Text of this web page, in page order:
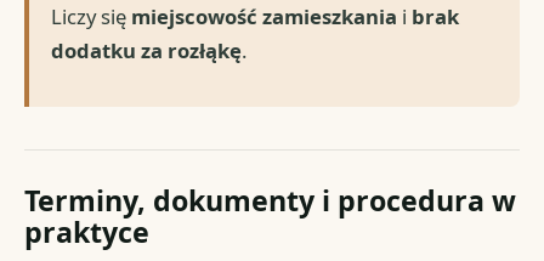
Liczy się miejscowość zamieszkania i brak
dodatku za rozłąkę.
Terminy, dokumenty i procedura w
praktyce